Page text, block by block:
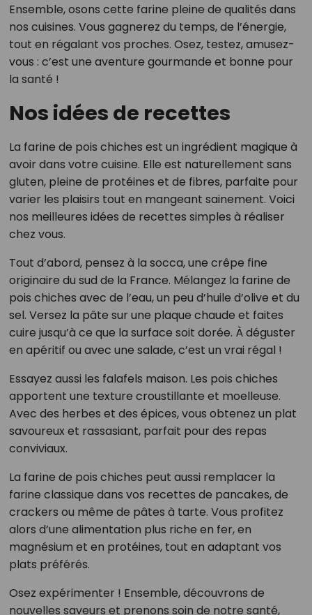
Ensemble, osons cette farine pleine de qualités dans
nos cuisines. Vous gagnerez du temps, de l’énergie,
tout en régalant vos proches. Osez, testez, amusez-
vous : c’est une aventure gourmande et bonne pour
la santé !
Nos idées de recettes
La farine de pois chiches est un ingrédient magique à
avoir dans votre cuisine. Elle est naturellement sans
gluten, pleine de protéines et de fibres, parfaite pour
varier les plaisirs tout en mangeant sainement. Voici
nos meilleures idées de recettes simples à réaliser
chez vous.
Tout d’abord, pensez à la socca, une crêpe fine
originaire du sud de la France. Mélangez la farine de
pois chiches avec de l’eau, un peu d’huile d’olive et du
sel. Versez la pâte sur une plaque chaude et faites
cuire jusqu’à ce que la surface soit dorée. À déguster
en apéritif ou avec une salade, c’est un vrai régal !
Essayez aussi les falafels maison. Les pois chiches
apportent une texture croustillante et moelleuse.
Avec des herbes et des épices, vous obtenez un plat
savoureux et rassasiant, parfait pour des repas
conviviaux.
La farine de pois chiches peut aussi remplacer la
farine classique dans vos recettes de pancakes, de
crackers ou même de pâtes à tarte. Vous profitez
alors d’une alimentation plus riche en fer, en
magnésium et en protéines, tout en adaptant vos
plats préférés.
Osez expérimenter ! Ensemble, découvrons de
nouvelles saveurs et prenons soin de notre santé,